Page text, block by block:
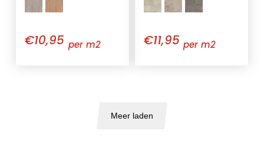
€10,95 per m2 €11,95 per m2
Meer laden